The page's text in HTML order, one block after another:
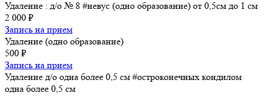
Удаление : д/о № 8 #невус (одно образование) от 0,5см до 1 см
2 000 ₽
Запись на прием
Удаление (одно образование)
500 ₽
Запись на прием
Удаление д/о одна более 0,5 см #остроконечных кондилом
одна более 0,5 см